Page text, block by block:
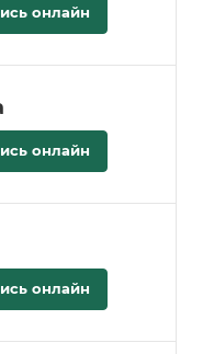
онлайн
онлайн
онлайн